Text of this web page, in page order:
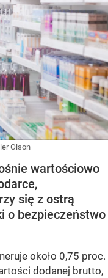
Olson
wartościowo
się z ostrą
o bezpieczeństwo
około 0,75 proc.
dodanej brutto,